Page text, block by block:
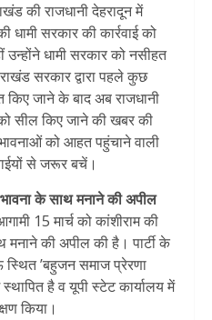
की राजधानी देहरादून में
सरकार की कार्रवाई को
धामी सरकार को नसीहत
सरकार द्वारा पहले कुछ
किए जाने के बाद अब राजधानी
सील किए जाने की खबर की
को आहत पहुंचाने वाली
से जरूर बचें।
के साथ मनाने की अपील
15 मार्च को कांशीराम की
मनाने की अपील की है। पार्टी के
’बहुजन समाज प्रेरणा
है व यूपी स्टेट कार्यालय में
किया।